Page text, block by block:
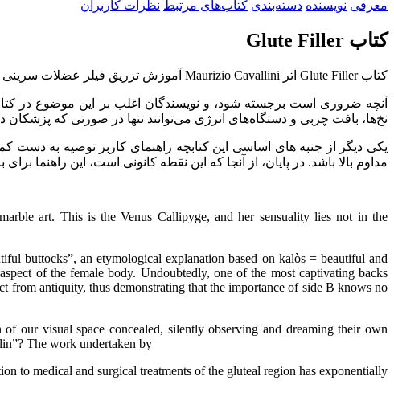
معرفی نویسنده دسته‌بندی کتاب‌های مرتبط نظرات کاربران
کتاب Glute Filler
کتاب Glute Filler اثر Maurizio Cavallini آموزش تزریق فیلر عضلات سرینی
آنچه ضروری است برجسته شود، و نویسندگان اغلب بر این موضوع در
نخ‌ها، بافت چربی و دستگاه‌های انرژی می‌توانند تنها در صورتی که پزشکان
یکی دیگر از جنبه های اساسی این کتابچه راهنمای کاربر توصیه به
مداوم بالا باشد. در پایان، از آنجا که این نقطه کانونی است، این
art. This is the Venus Callipyge, and her sensuality lies not in the
buttocks”, an etymological explanation based on kalòs = beautiful and
of the female body. Undoubtedly, one of the most captivating backs
from antiquity, thus demonstrating that the importance of side B knows no
our visual space concealed, silently observing and dreaming their own
The work undertaken by
to medical and surgical treatments of the gluteal region has exponentially